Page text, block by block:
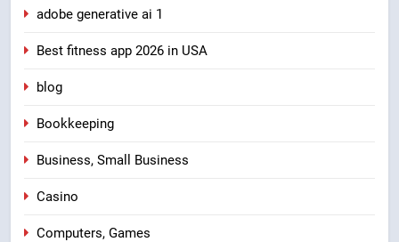
adobe generative ai 1
Best fitness app 2026 in USA
blog
Bookkeeping
Business, Small Business
Casino
Computers, Games